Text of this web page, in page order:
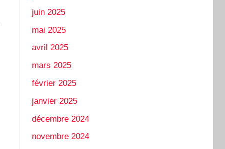
juin 2025
mai 2025
avril 2025
mars 2025
février 2025
janvier 2025
décembre 2024
novembre 2024